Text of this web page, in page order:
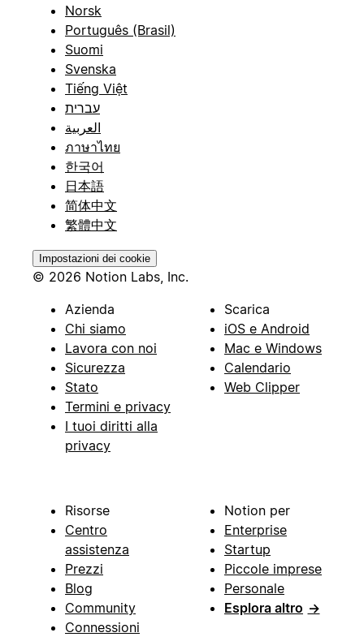
Norsk
Português (Brasil)
Suomi
Svenska
Tiếng Việt
עברית
العربية
ภาษาไทย
한국어
日本語
简体中文
繁體中文
Impostazioni dei cookie
© 2026 Notion Labs, Inc.
Azienda
Chi siamo
Lavora con noi
Sicurezza
Stato
Termini e privacy
I tuoi diritti alla
privacy
Scarica
iOS e Android
Mac e Windows
Calendario
Web Clipper
Risorse
Centro
assistenza
Prezzi
Blog
Community
Connessioni
Notion per
Enterprise
Startup
Piccole imprese
Personale
Esplora altro →